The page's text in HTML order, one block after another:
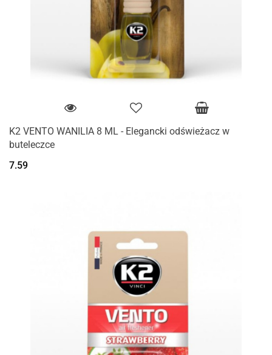
K2 VENTO WANILIA 8 ML - Elegancki odświeżacz w
buteleczce
7.59